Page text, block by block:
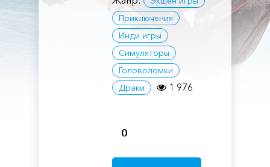
Приключения
Инди игры
Симуляторы
Головоломки
Драки
1 976
0